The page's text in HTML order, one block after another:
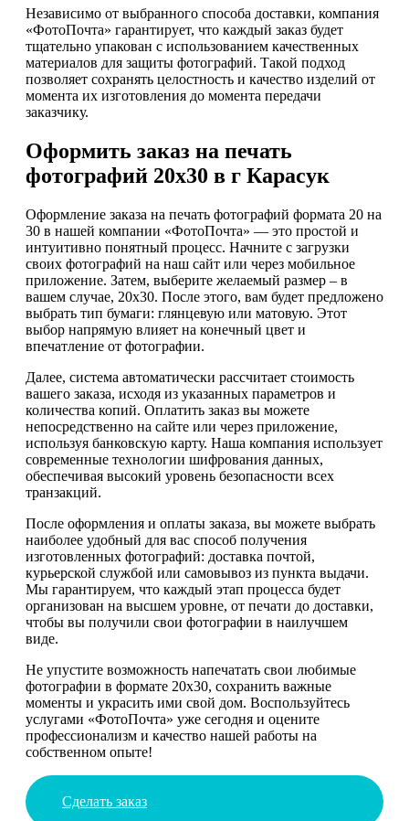
Независимо от выбранного способа доставки, компания
«ФотоПочта» гарантирует, что каждый заказ будет
тщательно упакован с использованием качественных
материалов для защиты фотографий. Такой подход
позволяет сохранять целостность и качество изделий от
момента их изготовления до момента передачи
заказчику.
Оформить заказ на печать
фотографий 20х30 в г Карасук
Оформление заказа на печать фотографий формата 20 на
30 в нашей компании «ФотоПочта» — это простой и
интуитивно понятный процесс. Начните с загрузки
своих фотографий на наш сайт или через мобильное
приложение. Затем, выберите желаемый размер – в
вашем случае, 20х30. После этого, вам будет предложено
выбрать тип бумаги: глянцевую или матовую. Этот
выбор напрямую влияет на конечный цвет и
впечатление от фотографии.
Далее, система автоматически рассчитает стоимость
вашего заказа, исходя из указанных параметров и
количества копий. Оплатить заказ вы можете
непосредственно на сайте или через приложение,
используя банковскую карту. Наша компания использует
современные технологии шифрования данных,
обеспечивая высокий уровень безопасности всех
транзакций.
После оформления и оплаты заказа, вы можете выбрать
наиболее удобный для вас способ получения
изготовленных фотографий: доставка почтой,
курьерской службой или самовывоз из пункта выдачи.
Мы гарантируем, что каждый этап процесса будет
организован на высшем уровне, от печати до доставки,
чтобы вы получили свои фотографии в наилучшем
виде.
Не упустите возможность напечатать свои любимые
фотографии в формате 20х30, сохранить важные
моменты и украсить ими свой дом. Воспользуйтесь
услугами «ФотоПочта» уже сегодня и оцените
профессионализм и качество нашей работы на
собственном опыте!
Сделать заказ